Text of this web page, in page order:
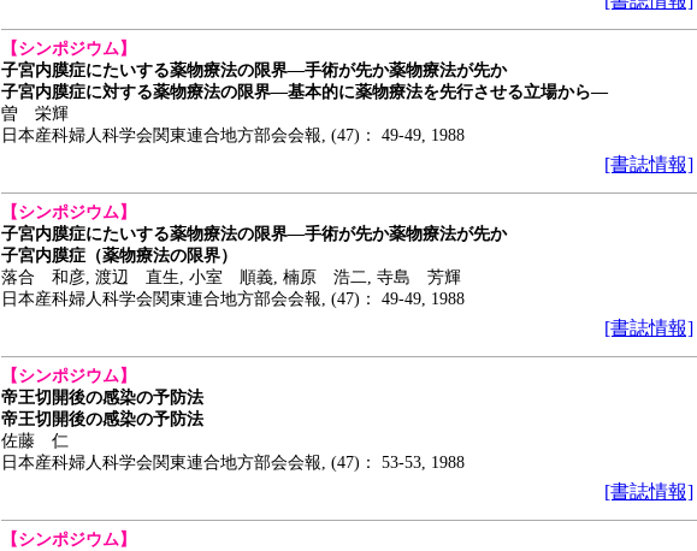
【シンポジウム】
子宮内膜症にたいする薬物療法の限界―手術が先か薬物療法が先か
子宮内膜症に対する薬物療法の限界―基本的に薬物療法を先行させる立場から―
曽 栄輝
日本産科婦人科学会関東連合地方部会会報, (47)： 49-49, 1988
[書誌情報]
【シンポジウム】
子宮内膜症にたいする薬物療法の限界―手術が先か薬物療法が先か
子宮内膜症（薬物療法の限界）
落合 和彦, 渡辺 直生, 小室 順義, 楠原 浩二, 寺島 芳輝
日本産科婦人科学会関東連合地方部会会報, (47)： 49-49, 1988
[書誌情報]
【シンポジウム】
帝王切開後の感染の予防法
帝王切開後の感染の予防法
佐藤 仁
日本産科婦人科学会関東連合地方部会会報, (47)： 53-53, 1988
[書誌情報]
【シンポジウム】